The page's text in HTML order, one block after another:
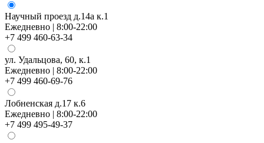
Научный проезд д.14а к.1
Ежедневно | 8:00-22:00
+7 499 460-63-34
ул. Удальцова, 60, к.1
Ежедневно | 8:00-22:00
+7 499 460-69-76
Лобненская д.17 к.6
Ежедневно | 8:00-22:00
+7 499 495-49-37